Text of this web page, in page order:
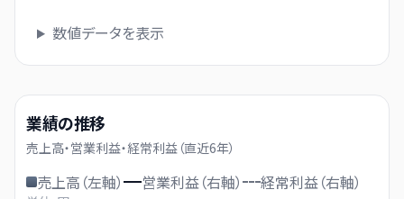
数値データを表示
業績の推移
売上高・営業利益・経常利益（直近6年）
売上高（左軸） 営業利益（右軸） 経常利益（右軸）